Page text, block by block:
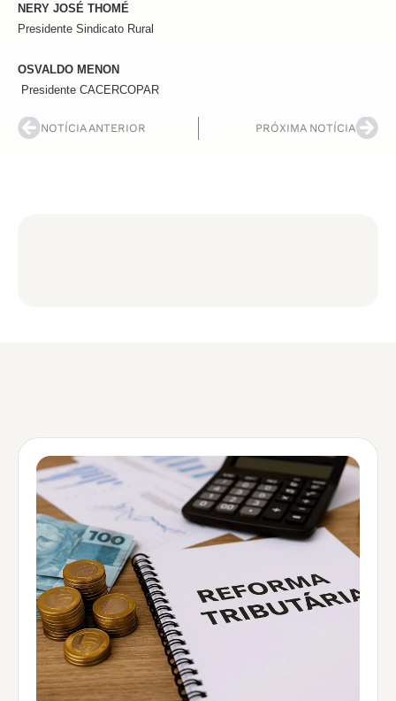
NERY JOSÉ THOMÉ
Presidente Sindicato Rural
OSVALDO MENON
Presidente CACERCOPAR
NOTÍCIA ANTERIOR PRÓXIMA NOTÍCIA